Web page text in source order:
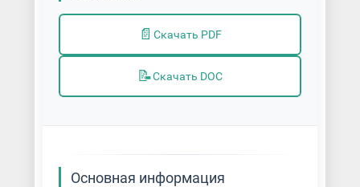
📄 Скачать PDF
📝Скачать DOC
Основная информация